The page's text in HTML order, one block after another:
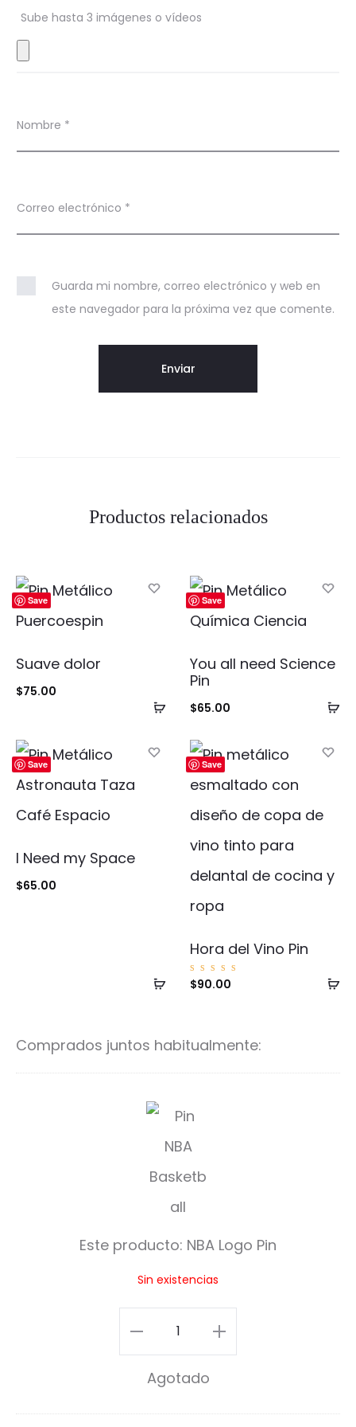
e
s
Sube hasta 3 imágenes o vídeos
Nombre *
Correo electrónico *
Guarda mi nombre, correo electrónico y web en
este navegador para la próxima vez que comente.
Productos relacionados
Save
Añadir
carrito
Suave dolor
$75.00
Save
You all need Science
Pin
$65.00
Save
Añadir
I Need my Space
$65.00
Save
Hora del Vino Pin
Valorad
o con
$90.00
Comprados juntos habitualmente:
N
B
A
L
o
i
n
Este producto: NBA Logo Pin
Sin existencias
NBA
Logo
cantidad
Agotado